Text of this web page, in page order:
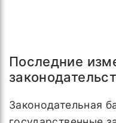
Последние
Законодательная